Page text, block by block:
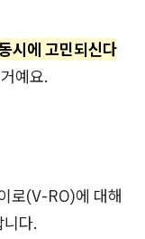
시에 고민되신다
예요.
로(V-RO)에 대해
다.